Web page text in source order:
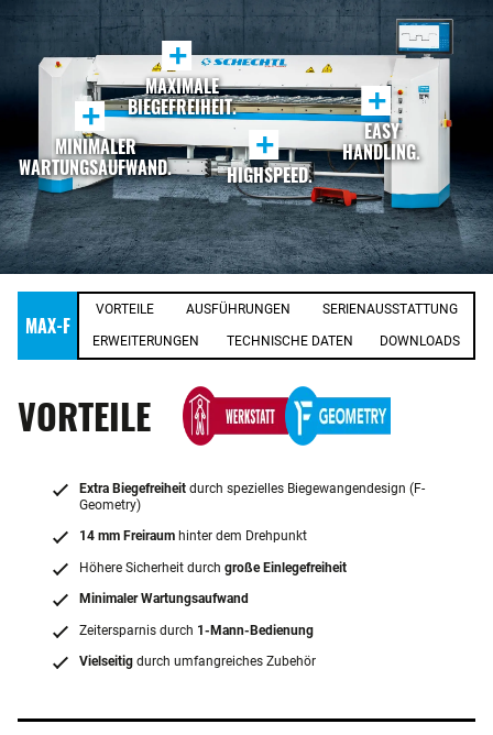
+
MINIMALER
WARTUNGSAUFWAND.
+
EASY
HANDLING.
+
MAXIMALE
BIEGEFREIHEIT.
+
HIGHSPEED.
MAX-F
VORTEILE AUSFÜHRUNGEN SERIENAUSSTATTUNG
ERWEITERUNGEN TECHNISCHE DATEN DOWNLOADS
VORTEILE
Extra Biegefreiheit durch spezielles Biegewangendesign (F-
Geometry)
14 mm Freiraum hinter dem Drehpunkt
Höhere Sicherheit durch große Einlegefreiheit
Minimaler Wartungsaufwand
Zeitersparnis durch 1-Mann-Bedienung
Vielseitig durch umfangreiches Zubehör